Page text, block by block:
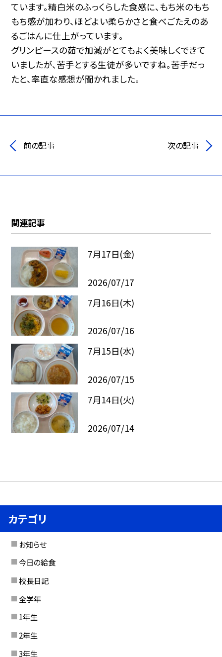
ています。精白米のふっくらした食感に、もち米のもち
もち感が加わり、ほどよい柔らかさと食べごたえのあ
るごはんに仕上がっています。
グリンピースの茹で加減がとてもよく美味しくできて
いましたが、苦手とする生徒が多いですね。苦手だっ
たと、率直な感想が聞かれました。
前の記事 次の記事
関連記事
7月17日(金)
2026/07/17
7月16日(木)
2026/07/16
7月15日(水)
2026/07/15
7月14日(火)
2026/07/14
カテゴリ
お知らせ
今日の給食
校長日記
全学年
1年生
2年生
3年生